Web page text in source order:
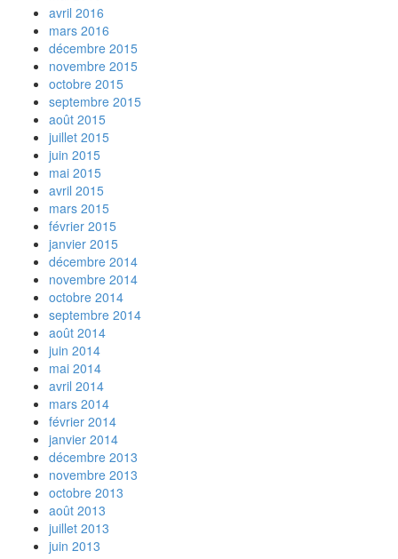
avril 2016
mars 2016
décembre 2015
novembre 2015
octobre 2015
septembre 2015
août 2015
juillet 2015
juin 2015
mai 2015
avril 2015
mars 2015
février 2015
janvier 2015
décembre 2014
novembre 2014
octobre 2014
septembre 2014
août 2014
juin 2014
mai 2014
avril 2014
mars 2014
février 2014
janvier 2014
décembre 2013
novembre 2013
octobre 2013
août 2013
juillet 2013
juin 2013